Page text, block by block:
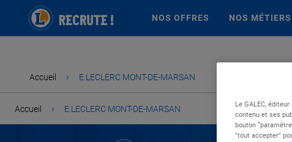
NOS OFFRES NOS MÉTIERS
Accueil › E.LECLERC MONT-DE-MARSAN
Accueil › E.LECLERC MONT-DE-MARSAN
Le GALEC,
contenu et ses
bouton
"tout accepter"